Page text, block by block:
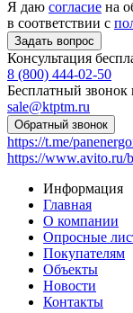
Я даю согласие на
в соответствии с
Консультация
8 (800) 444-02-50
Бесплатный звонок
sale@ktptm.ru
https://t.me/
https://www.avito.ru/
Информация
Главная
О компании
Опросные
Покупателям
Объекты
Новости
Контакты